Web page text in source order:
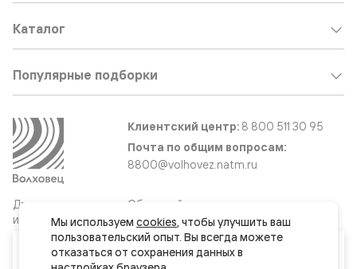
Ваш город
Двери
и интерьерные
решения
Каталог
Популярные подборки
Клиентский центр: 8 800 511 30 95
Почта по общим вопросам:
8800@volhovez.natm.ru
Обратный звонок
Мы используем cookies, чтобы улучшить ваш
пользовательский опыт. Вы всегда можете
отказаться от сохранения данных в